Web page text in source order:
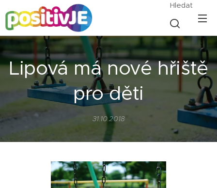
Hledat
Lipová má nové hřiště
pro děti
31.10.2018